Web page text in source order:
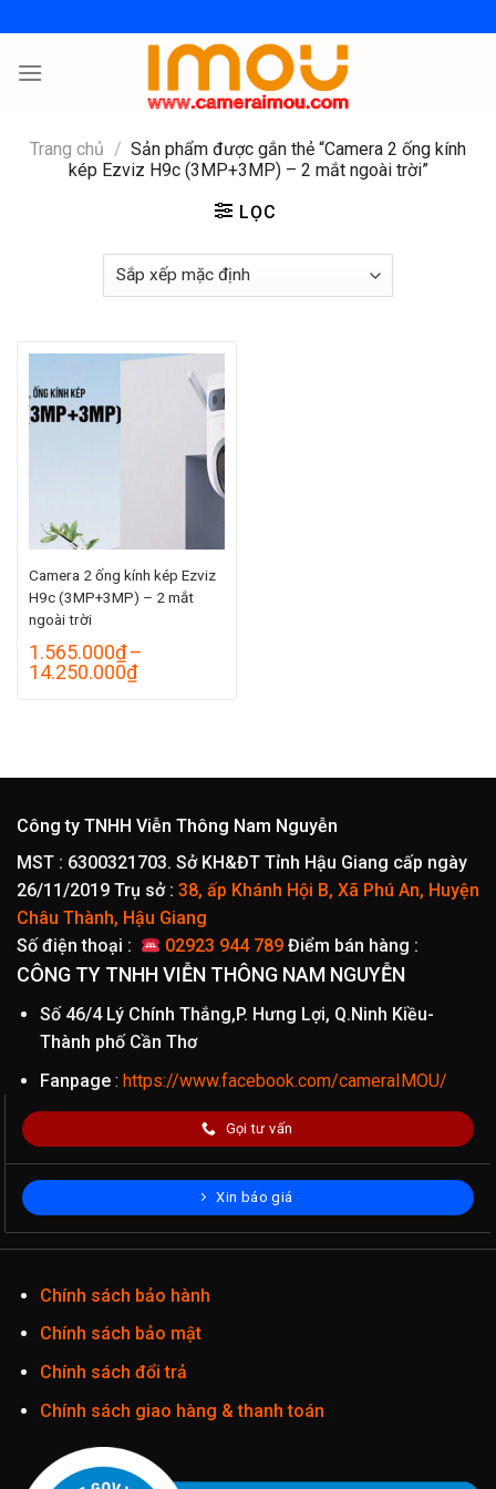
to
content
Trang chủ / Sản phẩm được gắn thẻ “Camera 2 ống kính
kép Ezviz H9c (3MP+3MP) – 2 mắt ngoài trời”
LỌC
Camera 2 ống kính kép Ezviz
H9c (3MP+3MP) – 2 mắt
ngoài trời
1.565.000₫ –
14.250.000₫Khoảng
Công ty TNHH Viễn Thông Nam Nguyễn
MST : 6300321703. Sở KH&ĐT Tỉnh Hậu Giang cấp ngày
26/11/2019 Trụ sở : 38, ấp Khánh Hội B, Xã Phú An, Huyện
Châu Thành, Hậu Giang
Số điện thoại :
02923 944 789 Điểm bán hàng :
CÔNG TY TNHH VIỄN THÔNG NAM NGUYỄN
Số 46/4 Lý Chính Thắng,P. Hưng Lợi, Q.Ninh Kiều-
Thành phố Cần Thơ
Fanpage: https://www.facebook.com/cameraIMOU/
Gọi tư vấn
Xin báo giá
Chính sách bảo hành
Chính sách bảo mật
Chính sách đổi trả
Chính sách giao hàng & thanh toán